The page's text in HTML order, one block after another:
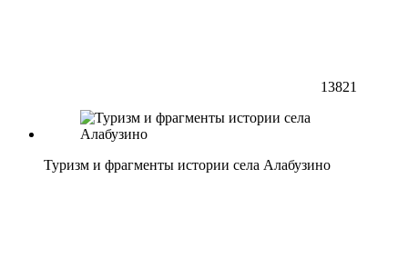
13821
Туризм и фрагменты истории села Алабузино